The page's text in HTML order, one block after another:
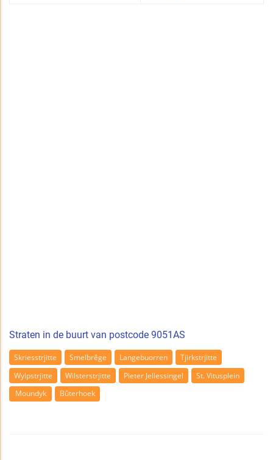
Straten in de buurt van postcode 9051AS
Skriesstrjitte Smelbrêge Langebuorren
Tjirkstrjitte
Wylpstrjitte
Wilsterstrjitte Pieter Jellessingel
St. Vitusplein
Moundyk
Bûterhoek